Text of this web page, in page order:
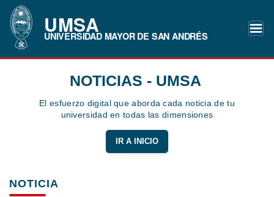
UMSA
UNIVERSIDAD MAYOR DE SAN ANDRÉS
NOTICIAS - UMSA
El esfuerzo digital que aborda cada noticia de tu
universidad en todas las dimensiones
IR A INICIO
NOTICIA